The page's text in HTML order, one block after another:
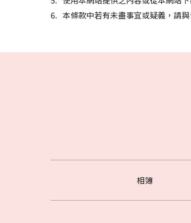
本條款中若有未盡事宜或疑義，請
相簿